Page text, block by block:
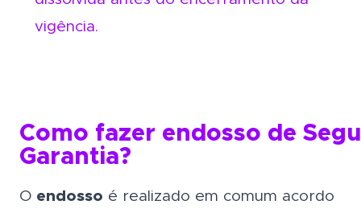
vigência.
Como fazer endosso de
Garantia?
O endosso é realizado em comum acordo